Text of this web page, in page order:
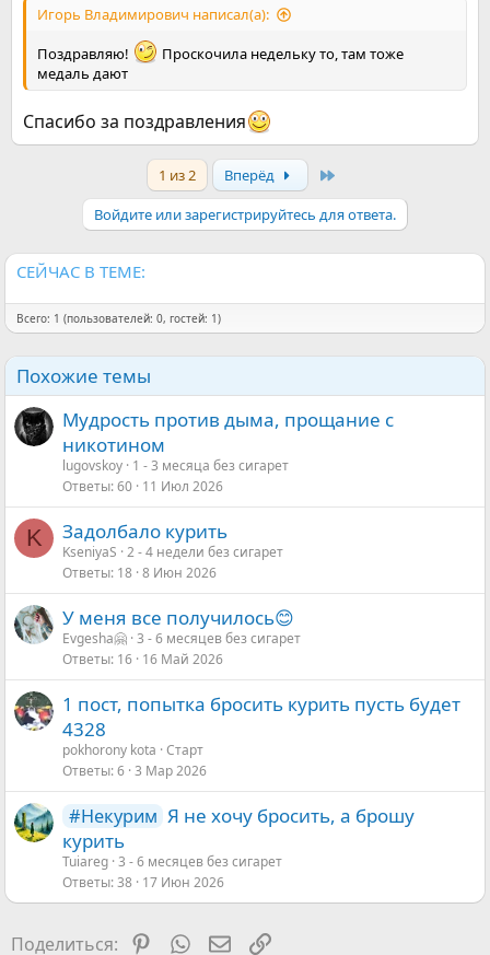
Игорь Владимирович написал(а):
Поздравляю!
Проскочила недельку то, там тоже
медаль дают
Спасибо за поздравления
1 из 2 Вперёд
Войдите или зарегистрируйтесь для ответа.
СЕЙЧАС В ТЕМЕ:
Всего: 1 (пользователей: 0, гостей: 1)
Похожие темы
Мудрость против дыма, прощание с
никотином
lugovskoy 1 - 3 месяца без сигарет
Ответы 60 11 Июл 2026
K Задолбало курить
KseniyaS 2 - 4 недели без сигарет
Ответы 18 8 Июн 2026
У меня все получилось😊
Evgesha🤗 3 - 6 месяцев без сигарет
Ответы 16 16 Май 2026
1 пост, попытка бросить курить пусть будет
4328
pokhorony kota Старт
Ответы 6 3 Мар 2026
#Некурим Я не хочу бросить, а брошу
курить
Tuiareg 3 - 6 месяцев без сигарет
Ответы 38 17 Июн 2026
Поделиться: Pinterest
WhatsAppЭлектронная почта
Ссылка